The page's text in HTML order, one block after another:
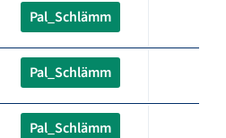
Pal_Schlämm
Pal_Schlämm
Pal_Schlämm